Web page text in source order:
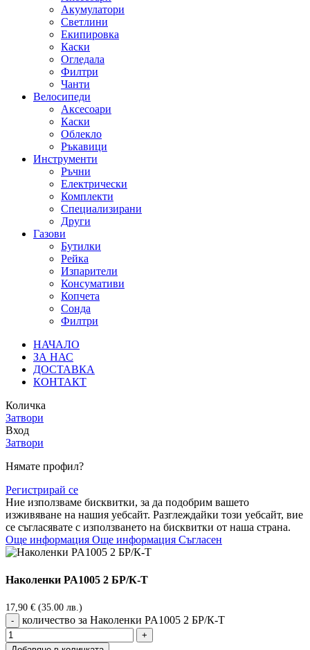
Акумулатори
Светлини
Екипировка
Каски
Огледала
Филтри
Чанти
Велосипеди
Аксесоари
Каски
Облекло
Ръкавици
Инструменти
Ръчни
Електрически
Комплекти
Специализирани
Други
Газови
Бутилки
Рейка
Изпарители
Консумативи
Копчета
Сонда
Филтри
НАЧАЛО
ЗА НАС
ДОСТАВКА
КОНТАКТ
Количка
Затвори
Вход
Затвори
Нямате профил?
Регистрирай се
Ние използваме бисквитки, за да подобрим вашето
изживяване на нашия уебсайт. Разглеждайки този уебсайт, вие
се съгласявате с използването на бисквитки от наша страна.
Още информация Още информация Съгласен
Наколенки PA1005 2 БР/К-Т
17,90 € (35.00 лв.)
количество за Наколенки PA1005 2 БР/К-Т